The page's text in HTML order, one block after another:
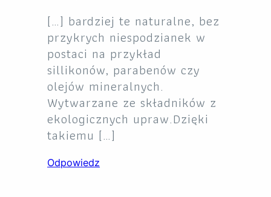
[…] bardziej te naturalne, bez
przykrych niespodzianek w
postaci na przykład
sillikonów, parabenów czy
olejów mineralnych.
Wytwarzane ze składników z
ekologicznych upraw.Dzięki
takiemu […]
Odpowiedz